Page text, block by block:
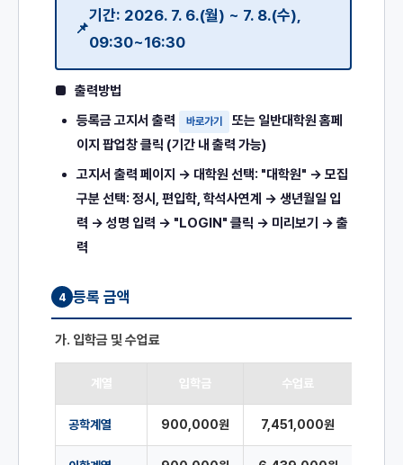
기간: 2026. 7. 6.(월) ~ 7. 8.(수),
09:30~16:30
■ 출력방법
등록금 고지서 출력
바로가기
또는 일반대학원 홈페
이지 팝업창 클릭 (기간 내 출력 가능)
고지서 출력 페이지 → 대학원 선택: "대학원" → 모집
구분 선택: 정시, 편입학, 학석사연계 → 생년월일 입
력 → 성명 입력 → "LOGIN" 클릭 → 미리보기 → 출
력
4 등록 금액
가. 입학금 및 수업료
계열 입학금 수업료
공학계열 900,000원 7,451,000원